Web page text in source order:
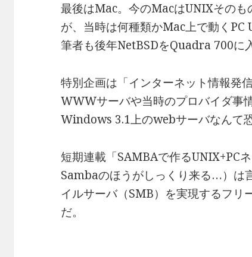
最後はMac。今のMacはUNIXその
が、当時は何種類かMac上で動くPC
筆者も後年NetBSDをQuadra 700に
特別企画は「インターネット情報発
WWWサーバや当時のプロバイダ事
Windows 3.1上のwebサーバなんて
短期連載「SAMBAで作るUNIX+PC
Sambaのほうがしっくり来る…）は
イルサーバ（SMB）を実現するフリ
だ。